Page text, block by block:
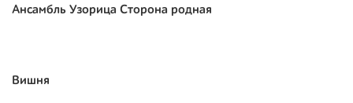
Ансамбль Узорица Сторона родная
Вишня